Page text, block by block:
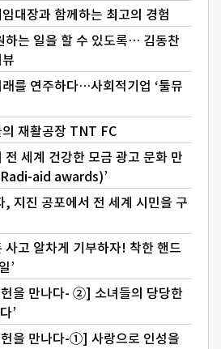
대장과 함께하는 최고의 경험
하는 일을 할 수 있도록… 김동찬
를 연주하다…사회적기업 ‘툴뮤
의 재활공장 TNT FC
전 세계 건강한 모금 광고 문화 만
aid awards)’
, 지진 공포에서 전 세계 시민을 구
사고 알차게 기부하자! 착한 핸드
’
을 만나다- ②] 소녀들의 당당한
’
을 만나다-①] 사랑으로 인성을